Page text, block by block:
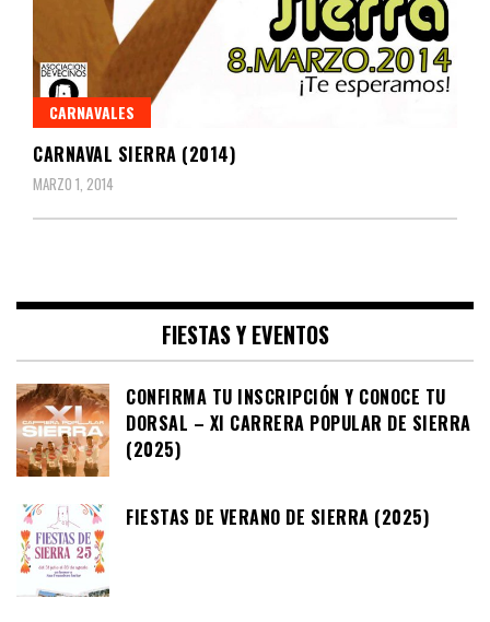
CARNAVALES
CARNAVAL SIERRA (2014)
MARZO 1, 2014
FIESTAS Y EVENTOS
CONFIRMA TU INSCRIPCIÓN Y CONOCE TU
DORSAL – XI CARRERA POPULAR DE SIERRA
(2025)
FIESTAS DE VERANO DE SIERRA (2025)